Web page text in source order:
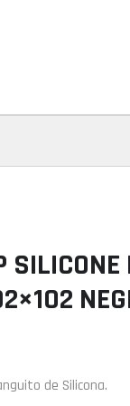
de Silicona.